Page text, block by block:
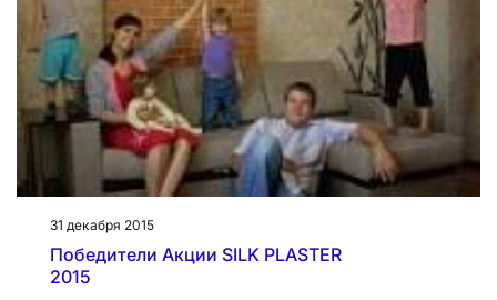
31 декабря 2015
Победители Акции SILK PLASTER
2015